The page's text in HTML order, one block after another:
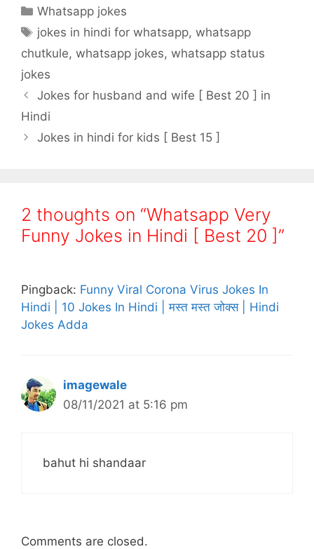
Categories
Whatsapp jokes
Tags
jokes in hindi for whatsapp,whatsapp
chutkule, whatsapp jokes, whatsapp status
jokes
Jokes for husband and wife [ Best 20 ] in
Hindi
Jokes in hindi for kids [ Best 15 ]
2 thoughts on “Whatsapp Very
Funny Jokes in Hindi [ Best 20 ]”
Pingback: Funny Viral Corona Virus Jokes In
Hindi | 10 Jokes In Hindi | मस्त मस्त जोक्स | Hindi
Jokes Adda
imagewale
08/11/2021 at 5:16 pm
bahut hi shandaar
Comments are closed.